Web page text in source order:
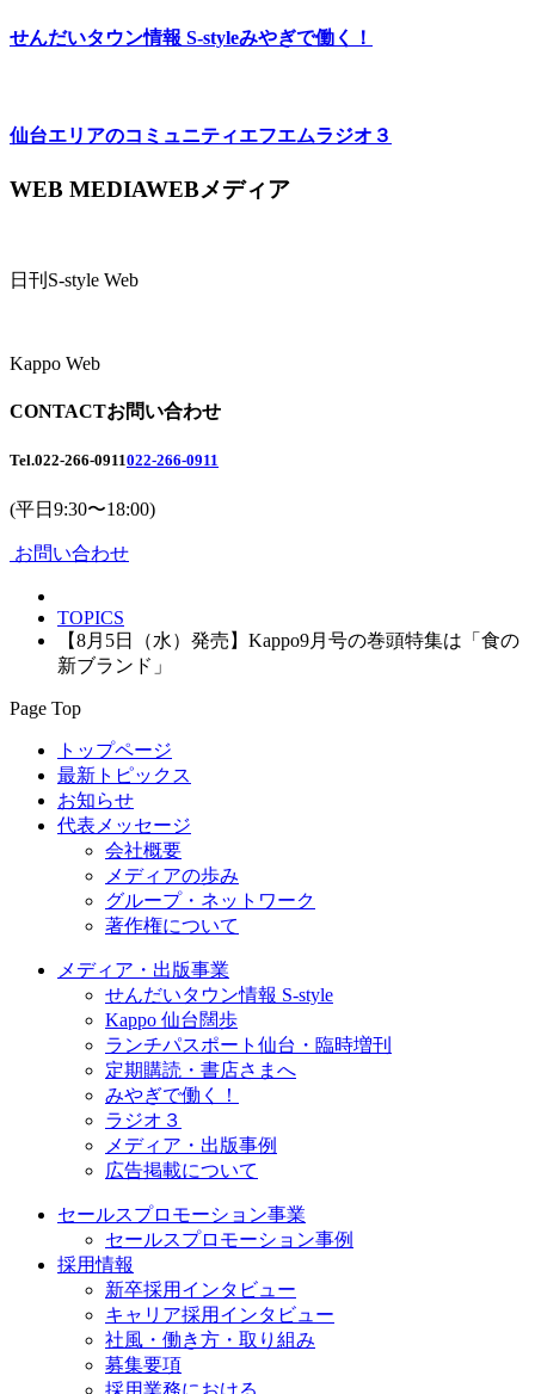
せんだいタウン情報 S-styleみやぎで働く！
仙台エリアのコミュニティエフエムラジオ３
WEB MEDIAWEBメディア
日刊S-style Web
Kappo Web
CONTACTお問い合わせ
Tel.022-266-0911022-266-0911
(平日9:30〜18:00)
お問い合わせ
TOPICS
【8月5日（水）発売】Kappo9月号の巻頭特集は「食の
新ブランド」
Page Top
トップページ
最新トピックス
お知らせ
代表メッセージ
会社概要
メディアの歩み
グループ・ネットワーク
著作権について
メディア・出版事業
せんだいタウン情報 S-style
Kappo 仙台闊歩
ランチパスポート仙台・臨時増刊
定期購読・書店さまへ
みやぎで働く！
ラジオ３
メディア・出版事例
広告掲載について
セールスプロモーション事業
セールスプロモーション事例
採用情報
新卒採用インタビュー
キャリア採用インタビュー
社風・働き方・取り組み
募集要項
採用業務における